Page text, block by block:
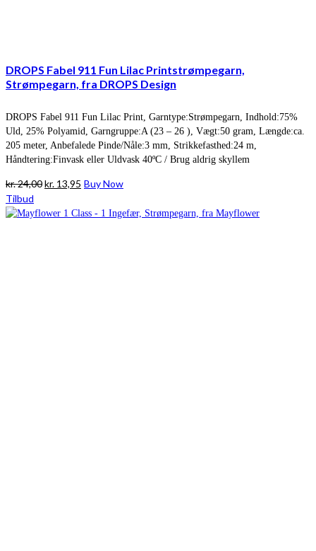
DROPS Fabel 911 Fun Lilac Printstrømpegarn,
Strømpegarn, fra DROPS Design
DROPS Fabel 911 Fun Lilac Print, Garntype:Strømpegarn, Indhold:75%
Uld, 25% Polyamid, Garngruppe:A (23 – 26 ), Vægt:50 gram, Længde:ca.
205 meter, Anbefalede Pinde/Nåle:3 mm, Strikkefasthed:24 m,
Håndtering:Finvask eller Uldvask 40ºC / Brug aldrig skyllem
kr.24,00Den
pris
kr. 13,95 Den
pris
Buy Now
Tilbud